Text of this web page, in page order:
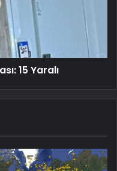
15 Yaralı